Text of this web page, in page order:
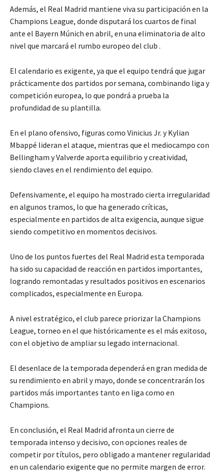
Además, el Real Madrid mantiene viva su participación en la
Champions League, donde disputará los cuartos de final
ante el Bayern Múnich en abril, en una eliminatoria de alto
nivel que marcará el rumbo europeo del club .
El calendario es exigente, ya que el equipo tendrá que jugar
prácticamente dos partidos por semana, combinando liga y
competición europea, lo que pondrá a prueba la
profundidad de su plantilla.
En el plano ofensivo, figuras como Vinicius Jr. y Kylian
Mbappé lideran el ataque, mientras que el mediocampo con
Bellingham y Valverde aporta equilibrio y creatividad,
siendo claves en el rendimiento del equipo.
Defensivamente, el equipo ha mostrado cierta irregularidad
en algunos tramos, lo que ha generado críticas,
especialmente en partidos de alta exigencia, aunque sigue
siendo competitivo en momentos decisivos.
Uno de los puntos fuertes del Real Madrid esta temporada
ha sido su capacidad de reacción en partidos importantes,
logrando remontadas y resultados positivos en escenarios
complicados, especialmente en Europa.
A nivel estratégico, el club parece priorizar la Champions
League, torneo en el que históricamente es el más exitoso,
con el objetivo de ampliar su legado internacional.
El desenlace de la temporada dependerá en gran medida de
su rendimiento en abril y mayo, donde se concentrarán los
partidos más importantes tanto en liga como en
Champions.
En conclusión, el Real Madrid afronta un cierre de
temporada intenso y decisivo, con opciones reales de
competir por títulos, pero obligado a mantener regularidad
en un calendario exigente que no permite margen de error.